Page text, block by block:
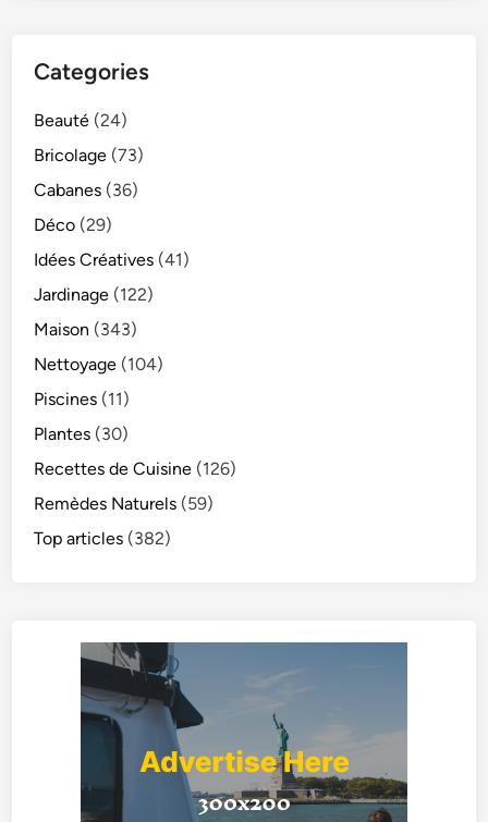
Categories
Beauté (24)
Bricolage (73)
Cabanes (36)
Déco (29)
Idées Créatives (41)
Jardinage (122)
Maison (343)
Nettoyage (104)
Piscines (11)
Plantes (30)
Recettes de Cuisine (126)
Remèdes Naturels (59)
Top articles (382)